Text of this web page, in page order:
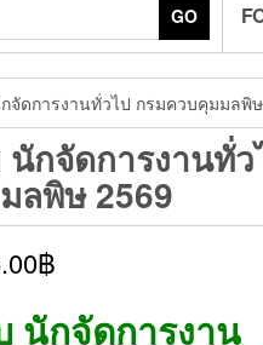
GO
จัดการงานทั่วไป กรมควบคุมมลพิ
กจัดการงานทั่ว
ลพิษ 2569
฿
นักจัดการงาน